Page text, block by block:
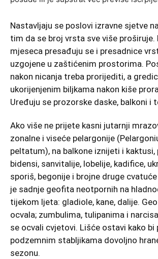
Nastavljaju se poslovi izravne sjetve
tim da se broj vrsta sve više proširuje.
mjeseca presađuju se i presadnice
uzgojene u zaštićenim prostorima.
nakon nicanja treba prorijediti, a
ukorijenjenim biljkama nakon kiše
Uređuju se prozorske daske, balkoni i
Ako više ne prijete kasni jutarnji
zonalne i viseće pelargonije
peltatum), na balkone iznijeti i kaktusi,
bidensi, sanvitalije, lobelije, kadifice,
sporiš, begonije i brojne druge
je sadnje geofita neotpornih na
tijekom ljeta: gladiole, kane, dalije.
ocvala; zumbulima, tulipanima i
se ocvali cvjetovi. Lišće ostavi kako bi
podzemnim stabljikama dovoljno
sezonu.